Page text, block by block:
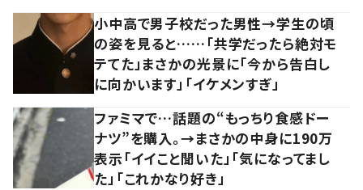
小中高で男子校だった男性→学生の頃
の姿を見ると……「共学だったら絶対モ
テてた」まさかの光景に「今から告白し
に向かいます」「イケメンすぎ」
ファミマで…話題の“もっちり食感ドー
ナツ”を購入。→まさかの中身に190万
表示「イイこと聞いた」「気になってまし
た」「これかなり好き」